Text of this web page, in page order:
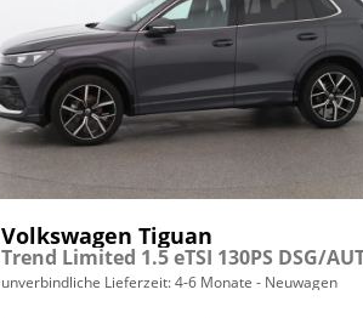
Volkswagen Tiguan
unverbindliche Lieferzeit: 4-6 Monate Neuwagen